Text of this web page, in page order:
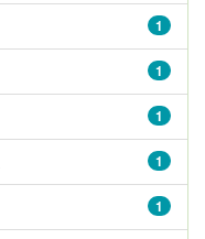
1
1
1
1
1